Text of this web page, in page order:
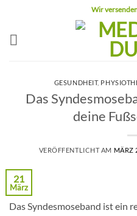
springen
Wir
GESUNDHEIT,
Das
deine
VERÖFFENTLICHT AM MÄRZ
21
März
Das Syndesmoseband ist ein